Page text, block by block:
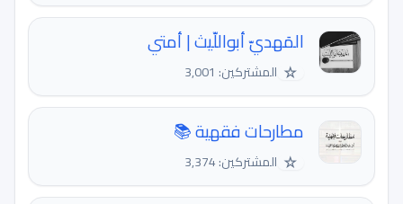
المَهديّ أبواللّيث | أمتي
☆ المشتركين: 3,001
مطارحات فقهية 📚
☆ المشتركين: 3,374